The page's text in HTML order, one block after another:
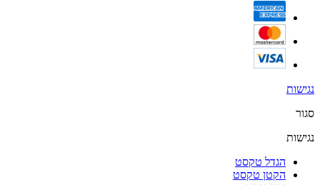
נגישות
סגור
נגישות
הגדל טקסט
הקטן טקסט